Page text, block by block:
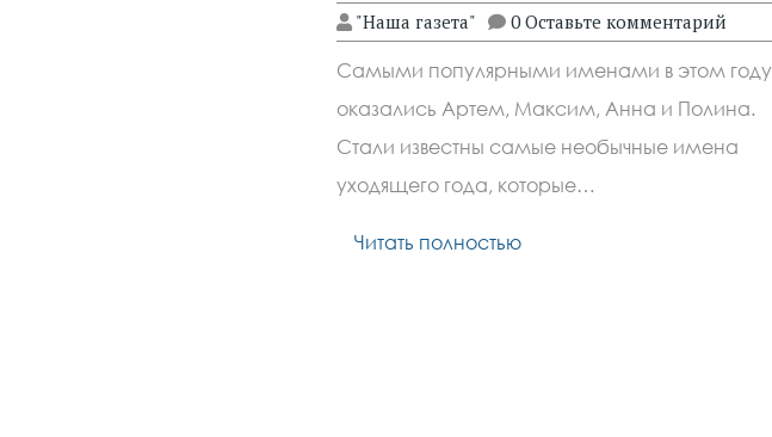
"Наша газета" 0 Оставьте комментарий
Самыми популярными именами в этом году
оказались Артем, Максим, Анна и Полина.
Стали известны самые необычные имена
уходящего года, которые…
Читать полностью